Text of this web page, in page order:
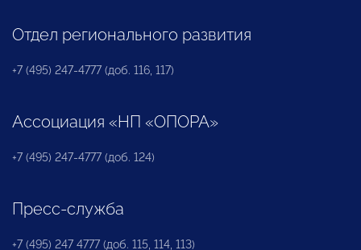
Отдел регионального развития
+7 (495) 247-4777 (доб. 116, 117)
Ассоциация «НП «ОПОРА»
+7 (495) 247-4777 (доб. 124)
Пресс-служба
+7 (495) 247 4777 (доб. 115, 114, 113)